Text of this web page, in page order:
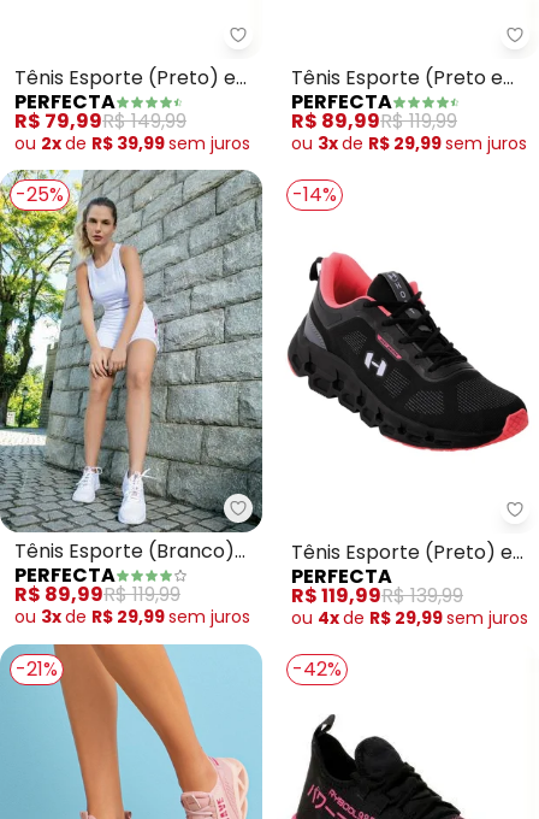
Perfecta - Tênis Esporte
Tênis Esporte (Preto) em
Sintético com Tecido
PERFECTA
R$ 79,99R$ 149,99
ou 2xde R$ 39,99sem juros
Tênis Esporte (Preto e
Rose) em Tecido
PERFECTA
R$ 89,99R$ 119,99
ou 3xde R$ 29,99sem juros
-25%
Perfecta - Tênis Esporte
Tênis Esporte (Branco)
em Tecido Mesh
PERFECTA
R$ 89,99R$ 119,99
ou 3xde R$ 29,99sem juros
-14%
Tênis Esporte (Preto) em
Sintético
PERFECTA
R$ 119,99R$ 139,99
ou 4xde R$ 29,99sem juros
-21% -42%